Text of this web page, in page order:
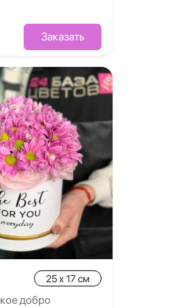
Заказать
25 x 17 см
добро